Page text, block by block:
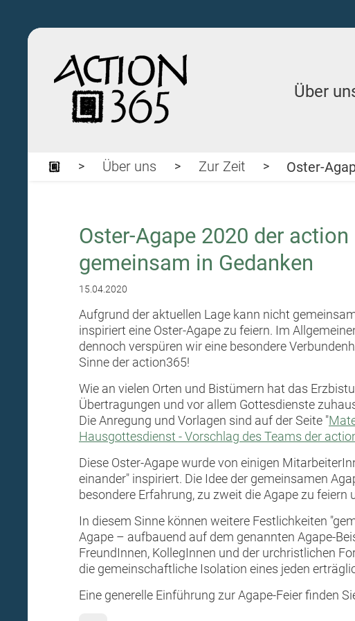
Über
Über uns Zur Zeit Oster-
Oster-Agape 2020 der
gemeinsam in Gedanken
15.04.2020
Aufgrund der aktuellen Lage kann nicht
inspiriert eine Oster-Agape zu feiern. Im
dennoch verspüren wir eine besondere
Sinne der action365!
Wie an vielen Orten und Bistümern hat das
Übertragungen und vor allem Gottesdienste
Die Anregung und Vorlagen sind auf der Seite "
Hausgottesdienst - Vorschlag des Teams der
Diese Oster-Agape wurde von einigen
einander" inspiriert. Die Idee der gemeinsamen
besondere Erfahrung, zu zweit die Agape zu
In diesem Sinne können weitere Festlichkeiten
Agape – aufbauend auf dem genannten Agape-
FreundInnen, KollegInnen und der urchristlichen
die gemeinschaftliche Isolation eines jeden
Eine generelle Einführung zur Agape-Feier finden